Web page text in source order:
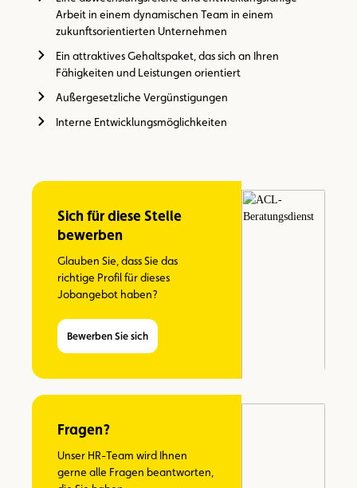
Arbeit in einem dynamischen Team in einem
zukunftsorientierten Unternehmen
Ein attraktives Gehaltspaket, das sich an Ihren
Fähigkeiten und Leistungen orientiert
Außergesetzliche Vergünstigungen
Interne Entwicklungsmöglichkeiten
Sich für diese Stelle
bewerben
Glauben Sie, dass Sie das
richtige Profil für dieses
Jobangebot haben?
Bewerben Sie sich
Fragen?
Unser HR-Team wird Ihnen
gerne alle Fragen beantworten,